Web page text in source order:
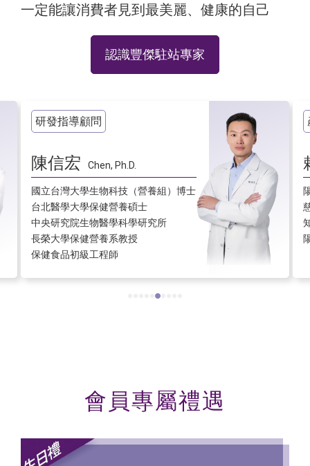
一定能讓消費者見到最美麗、健康的自己
認識豐傑駐站專家
產品研發博士
賴俊廷 Dr.Lai
陽明大學腦科學研究所博士
慈濟大學神經科學研究所碩士
知名生技公司保健品研發顧問
陽明大學睡眠研究所研究員
會員專屬禮遇